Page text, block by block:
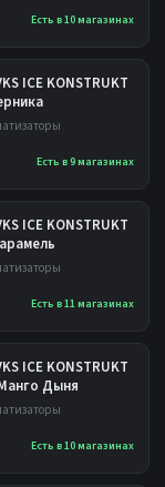
Есть в 10 магазинах
ICE KONSTRUKT
Есть в 9 магазинах
ICE KONSTRUKT
Есть в 11 магазинах
ICE KONSTRUKT
Дыня
Есть в 10 магазинах